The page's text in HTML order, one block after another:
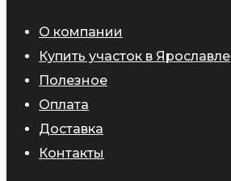
О компании
Купить участок в Ярославле
Полезное
Оплата
Доставка
Контакты